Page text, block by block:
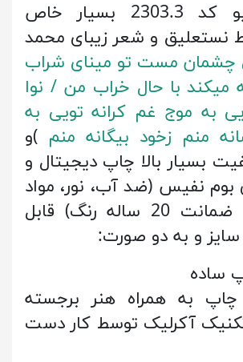
تابلو دکوراتیو کد 2303.3 بسیار خاص
نستعلیق و شعر زیبای محمد
چشمان مست تو مینای شراب
میکند با حال خراب من / نوا
به موج غم کرانه تویی به
منم زخود بیگانه منم )و
بسیار بالا چاپ دیجیتال و
بوم نفیس (ضد آب، نور، مواد
شوینده و با ضمانت 20 ساله رنگ) قابل
ساده
چاپ به همراه هنر برجسته
آکرلیک توسط کار دست